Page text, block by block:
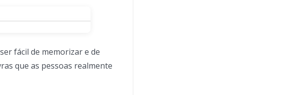
fácil de memorizar e de
que as pessoas realmente